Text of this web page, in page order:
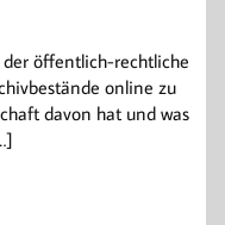
öffentlich-rechtliche
online zu
davon hat und was